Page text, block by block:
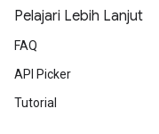
Pelajari Lebih Lanjut
FAQ
API Picker
Tutorial